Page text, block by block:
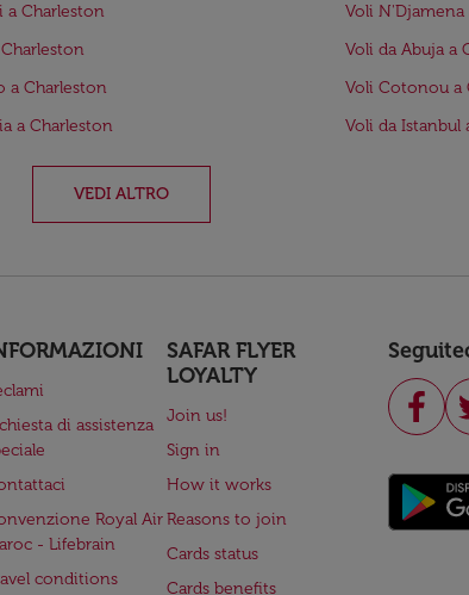
a Charleston
Voli N'Djamena
Voli da Abuja a
a Charleston
Voli Cotonou a
a Charleston Voli da Istanbul
VEDI ALTRO
di assistenza
Royal Air
- Lifebrain
conditions
SAFAR FLYER
LOYALTY
Join us!
Sign in
How it works
Reasons to join
Cards status
Cards benefits